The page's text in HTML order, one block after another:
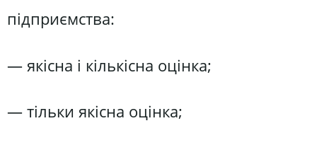
підприємства:
— якісна і кількісна оцінка;
— тільки якісна оцінка;